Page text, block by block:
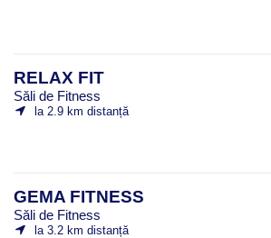
RELAX FIT
Săli de Fitness
la 2.9 km distanță
GEMA FITNESS
Săli de Fitness
la 3.2 km distanță